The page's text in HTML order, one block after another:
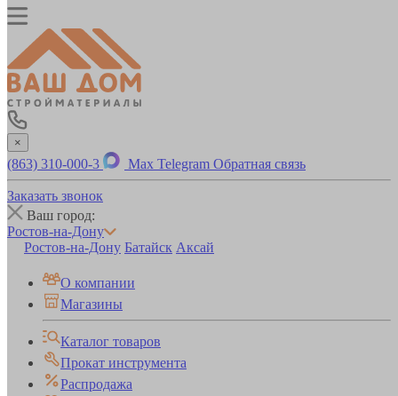
×
(863) 310-000-3 Max Telegram Обратная связь
Заказать звонок
Ваш город:
Ростов-на-Дону
Ростов-на-Дону Батайск Аксай
О компании
Магазины
Каталог товаров
Прокат инструмента
Распродажа